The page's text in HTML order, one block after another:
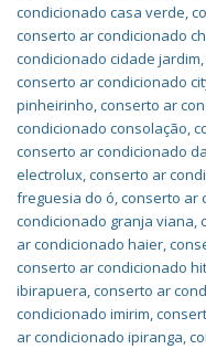
condicionado casa verde,
conserto ar condicionado
condicionado cidade jardim,
conserto ar condicionado
pinheirinho,conserto ar
condicionado consolação,
conserto ar condicionado
electrolux,conserto ar
freguesia do ó,conserto ar
condicionado granja viana,
ar condicionado haier,
conserto ar condicionado
ibirapuera,conserto ar
condicionado imirim,
ar condicionado ipiranga,